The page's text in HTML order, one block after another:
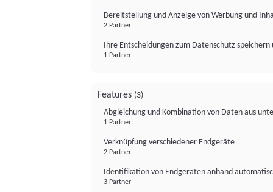
Bereitstellung und Anzeige von Werbung und
2 Partner
Ihre Entscheidungen zum Datenschutz
1 Partner
Features (3)
Abgleichung und Kombination von Daten aus
1 Partner
Verknüpfung verschiedener Endgeräte
2 Partner
Identifikation von Endgeräten anhand
3 Partner